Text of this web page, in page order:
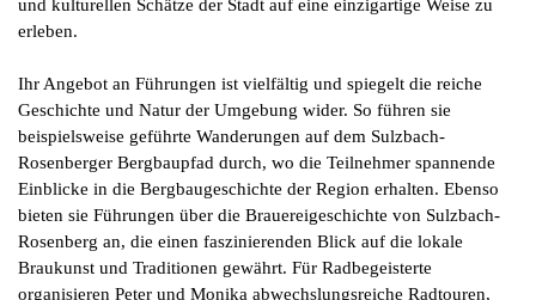
und kulturellen Schätze der Stadt auf eine einzigartige Weise zu
erleben.
Ihr Angebot an Führungen ist vielfältig und spiegelt die reiche
Geschichte und Natur der Umgebung wider. So führen sie
beispielsweise geführte Wanderungen auf dem Sulzbach-
Rosenberger Bergbaupfad durch, wo die Teilnehmer spannende
Einblicke in die Bergbaugeschichte der Region erhalten. Ebenso
bieten sie Führungen über die Brauereigeschichte von Sulzbach-
Rosenberg an, die einen faszinierenden Blick auf die lokale
Braukunst und Traditionen gewährt. Für Radbegeisterte
organisieren Peter und Monika abwechslungsreiche Radtouren,